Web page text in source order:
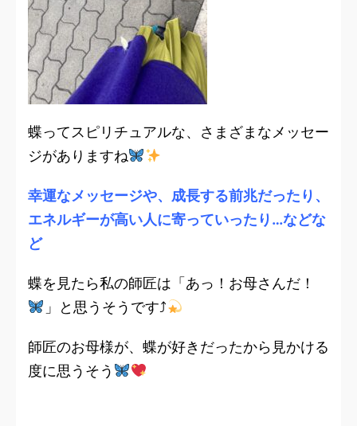
蝶ってスピリチュアルな、さまざまなメッセー
ジがありますね
幸運なメッセージや、成長する前兆だったり、
エネルギーが高い人に寄っていったり…などな
ど
蝶を見たら私の師匠は「あっ！お母さんだ！
」と思うそうです⤴︎
師匠のお母様が、蝶が好きだったから見かける
度に思うそう